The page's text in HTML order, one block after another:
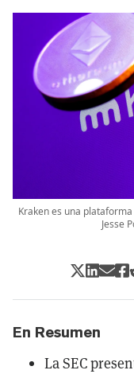
Kraken es una
Jesse
En Resumen
La SEC